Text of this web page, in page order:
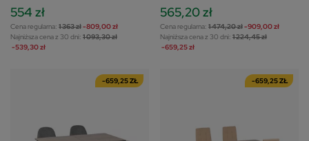
554 zł
Cena regularna: 1 363 zł-809,00 zł
Najniższa cena z 30 dni: 1 093,30 zł
-539,30 zł
565,20 zł
Cena regularna: 1 474,20 zł-909,00 zł
Najniższa cena z 30 dni: 1 224,45 zł
-659,25 zł
-659,25 ZŁ -659,25 ZŁ